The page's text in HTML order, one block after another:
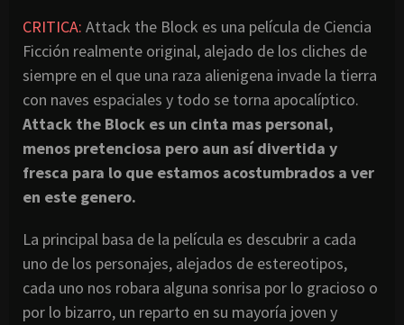
CRITICA: Attack the Block es una película de Ciencia
Ficción realmente original, alejado de los cliches de
siempre en el que una raza alienigena invade la tierra
con naves espaciales y todo se torna apocalíptico.
Attack the Block es un cinta mas personal,
menos pretenciosa pero aun así divertida y
fresca para lo que estamos acostumbrados a ver
en este genero.
La principal basa de la película es descubrir a cada
uno de los personajes, alejados de estereotipos,
cada uno nos robara alguna sonrisa por lo gracioso o
por lo bizarro, un reparto en su mayoría joven y